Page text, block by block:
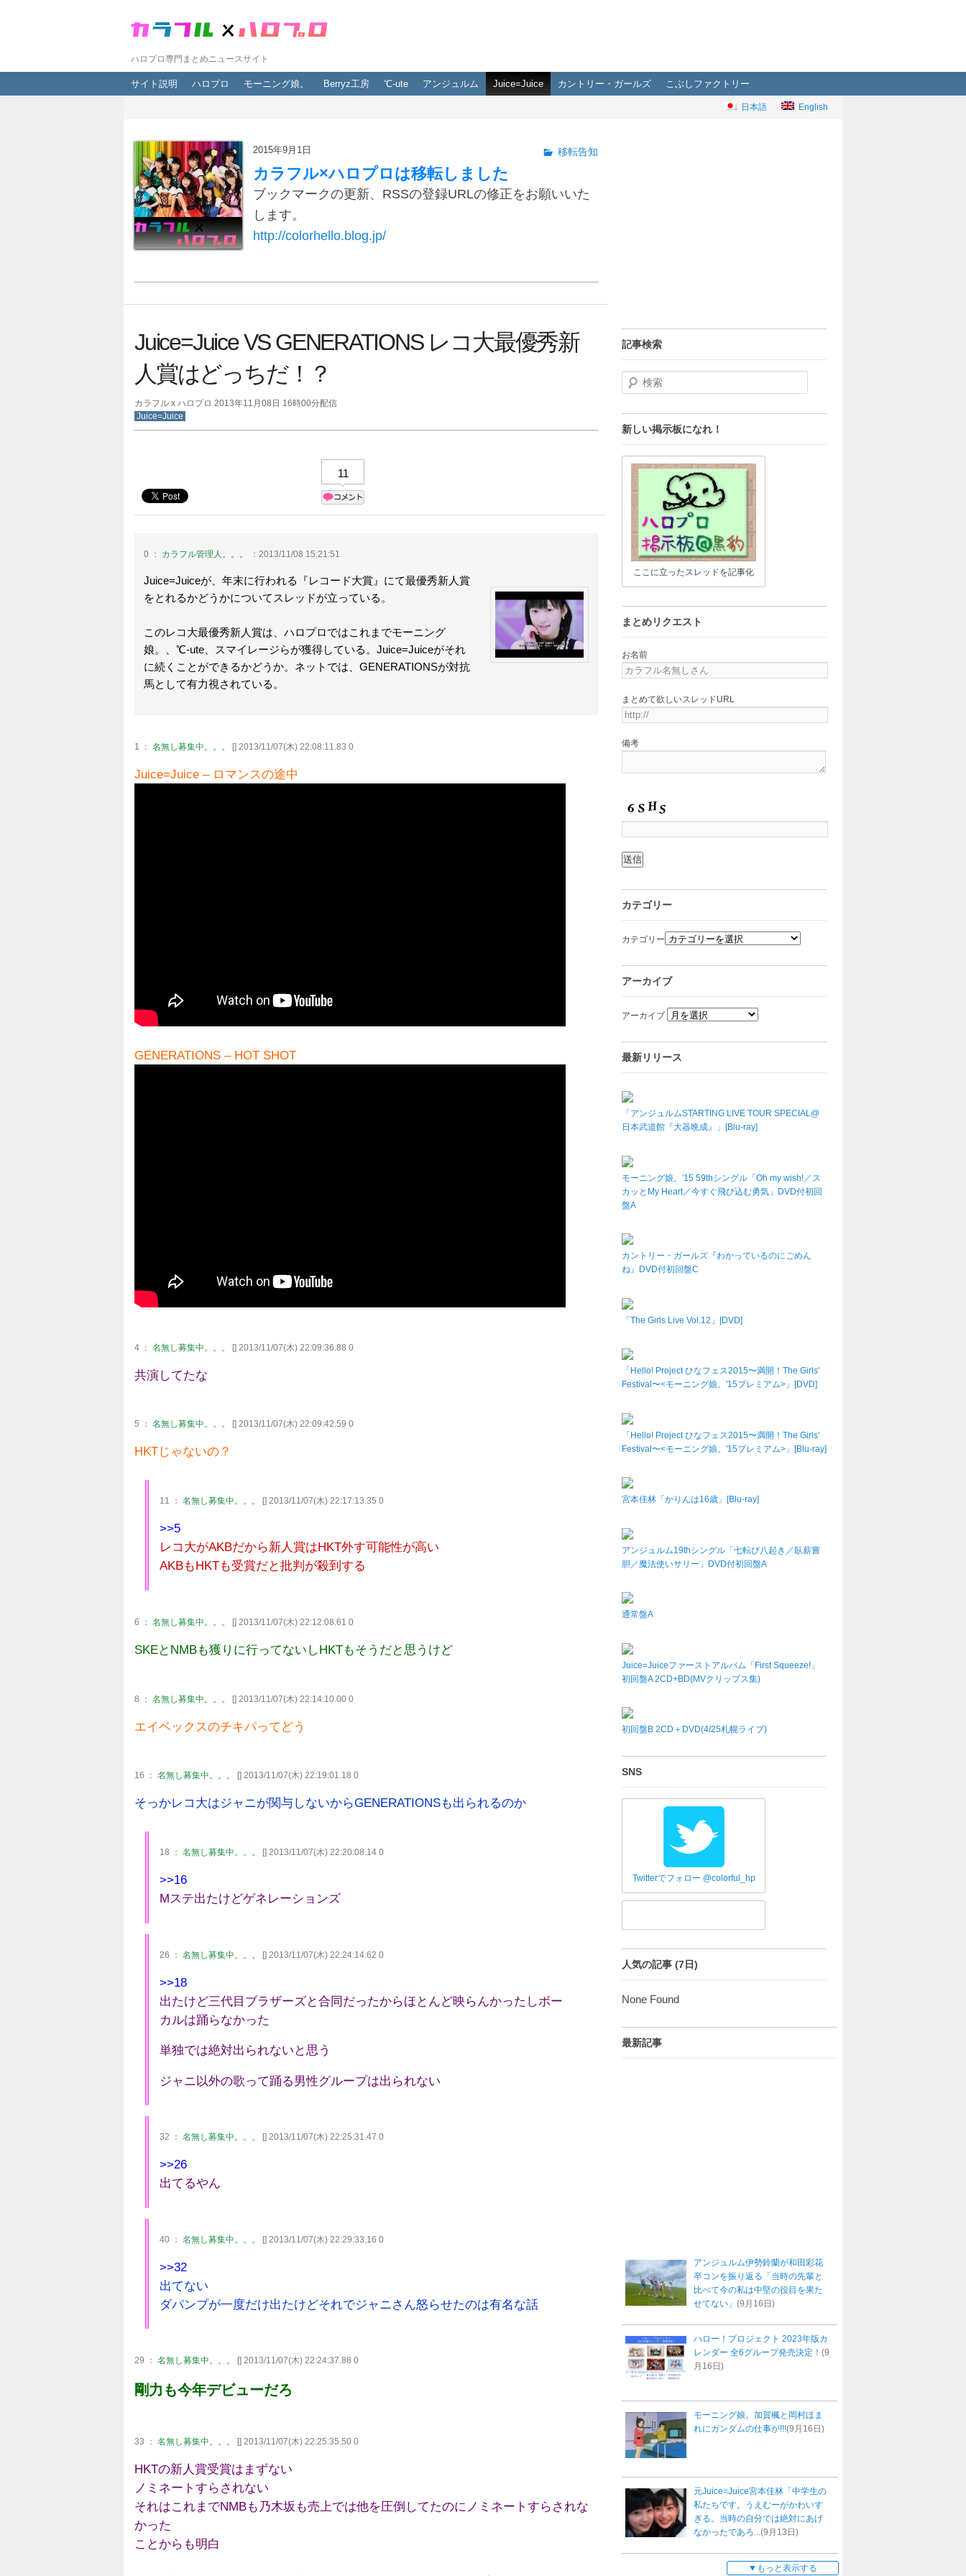
ハロプロ専門まとめニュースサイト
サイト説明 ハロプロ モーニング娘。 Berryz工房 ℃-ute アンジュルム Juice=Juice カントリー・ガールズ こぶしファクトリー
日本語 English
2015年9月1日 移転告知
カラフル×ハロプロは移転しました
ブックマークの更新、RSSの登録URLの修正をお願いいた
します。
http://colorhello.blog.jp/
Juice=Juice VS GENERATIONS レコ大最優秀新
人賞はどっちだ！？
カラフル x ハロプロ 2013年11月08日 16時00分配信
Juice=Juice
11
0 ： カラフル管理人。。。 ：2013/11/08 15:21:51
Juice=Juiceが、年末に行われる『レコード大賞』にて最優秀新人賞
をとれるかどうかについてスレッドが立っている。
このレコ大最優秀新人賞は、ハロプロではこれまでモーニング
娘。、℃-ute、スマイレージらが獲得している。Juice=Juiceがそれ
に続くことができるかどうか。ネットでは、GENERATIONSが対抗
馬として有力視されている。
1 ： 名無し募集中。。。 [] 2013/11/07(木) 22:08:11.83 0
Juice=Juice – ロマンスの途中
GENERATIONS – HOT SHOT
4 ： 名無し募集中。。。 [] 2013/11/07(木) 22:09:36.88 0
共演してたな
5 ： 名無し募集中。。。 [] 2013/11/07(木) 22:09:42.59 0
HKTじゃないの？
11 ： 名無し募集中。。。 [] 2013/11/07(木) 22:17:13.35 0
>>5
レコ大がAKBだから新人賞はHKT外す可能性が高い
AKBもHKTも受賞だと批判が殺到する
6 ： 名無し募集中。。。 [] 2013/11/07(木) 22:12:08.61 0
SKEとNMBも獲りに行ってないしHKTもそうだと思うけど
8 ： 名無し募集中。。。 [] 2013/11/07(木) 22:14:10.00 0
エイベックスのチキパってどう
16 ： 名無し募集中。。。 [] 2013/11/07(木) 22:19:01.18 0
そっかレコ大はジャニが関与しないからGENERATIONSも出られるのか
18 ： 名無し募集中。。。 [] 2013/11/07(木) 22:20:08.14 0
>>16
Mステ出たけどゲネレーションズ
26 ： 名無し募集中。。。 [] 2013/11/07(木) 22:24:14.62 0
>>18
出たけど三代目ブラザーズと合同だったからほとんど映らんかったしボー
カルは踊らなかった
単独では絶対出られないと思う
ジャニ以外の歌って踊る男性グループは出られない
32 ： 名無し募集中。。。 [] 2013/11/07(木) 22:25:31.47 0
>>26
出てるやん
40 ： 名無し募集中。。。 [] 2013/11/07(木) 22:29:33.16 0
>>32
出てない
ダパンプが一度だけ出たけどそれでジャニさん怒らせたのは有名な話
29 ： 名無し募集中。。。 [] 2013/11/07(木) 22:24:37.88 0
剛力も今年デビューだろ
33 ： 名無し募集中。。。 [] 2013/11/07(木) 22:25:35.50 0
HKTの新人賞受賞はまずない
ノミネートすらされない
それはこれまでNMBも乃木坂も売上では他を圧倒してたのにノミネートすらされな
かった
ことからも明白
記事検索
検索
新しい掲示板になれ！
ここに立ったスレッドを記事化
まとめリクエスト
お名前
まとめて欲しいスレッドURL
備考
カテゴリー
カテゴリー
アーカイブ
アーカイブ
最新リリース
「アンジュルムSTARTING LIVE TOUR SPECIAL@
日本武道館『大器晩成』」[Blu-ray]
モーニング娘。'15 59thシングル「Oh my wish!／ス
カッとMy Heart／今すぐ飛び込む勇気」DVD付初回
盤A
カントリー・ガールズ『わかっているのにごめん
ね』DVD付初回盤C
「The Girls Live Vol.12」[DVD]
「Hello! Project ひなフェス2015〜満開！The Girls'
Festival〜<モーニング娘。'15プレミアム>」[DVD]
「Hello! Project ひなフェス2015〜満開！The Girls'
Festival〜<モーニング娘。'15プレミアム>」[Blu-ray]
宮本佳林「かりんは16歳」[Blu-ray]
アンジュルム19thシングル「七転び八起き／臥薪嘗
胆／魔法使いサリー」DVD付初回盤A
通常盤A
Juice=Juiceファーストアルバム「First Squeeze!」
初回盤A 2CD+BD(MVクリップス集)
初回盤B 2CD＋DVD(4/25札幌ライブ)
SNS
Twitterでフォロー @colorful_hp
人気の記事 (7日)
None Found
最新記事
アンジュルム伊勢鈴蘭が和田彩花
卒コンを振り返る「当時の先輩と
比べて今の私は中堅の役目を果た
せてない」 (9月16日)
ハロー！プロジェクト 2023年版カ
レンダー 全6グループ発売決定！ (9
月16日)
モーニング娘。加賀楓と岡村ほま
れにガンダムの仕事が!!!(9月16日)
元Juice=Juice宮本佳林「中学生の
私たちです。うえむーがかわいす
ぎる。当時の自分では絶対にあげ
なかったであろ...(9月13日)
もっと表示する